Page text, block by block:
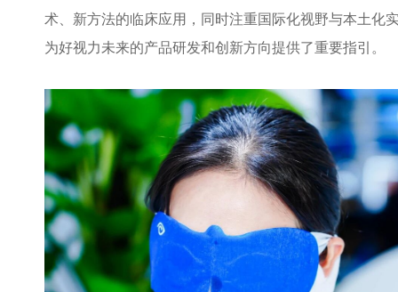
术、新方法的临床应用，同时注重国际化视野与本土化
为好视力未来的产品研发和创新方向提供了重要指引。